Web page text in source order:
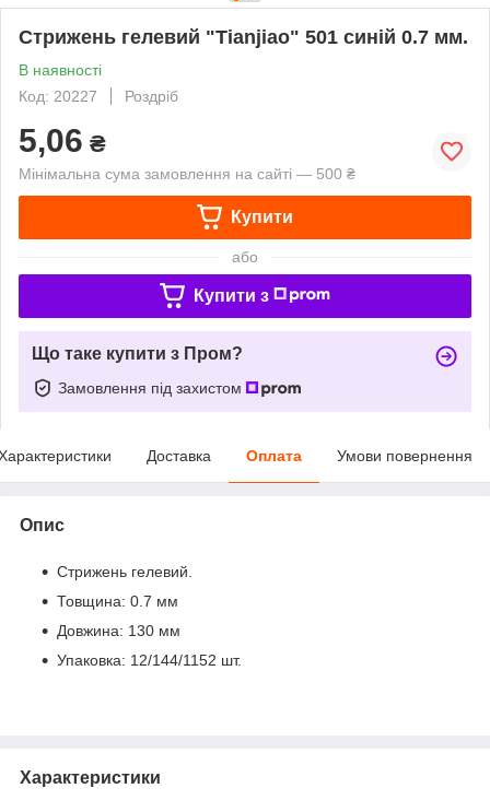
Стрижень гелевий "Tianjiao" 501 синій 0.7 мм.
В наявності
Код: 20227
Роздріб
5,06 ₴
Мінімальна сума замовлення на сайті — 500 ₴
Купити
або
Купити з
Що таке купити з Пром?
Замовлення під захистом
Доставка Оплата Умови повернення
Опис
Стрижень гелевий.
Товщина: 0.7 мм
Довжина: 130 мм
Упаковка: 12/144/1152 шт.
Характеристики